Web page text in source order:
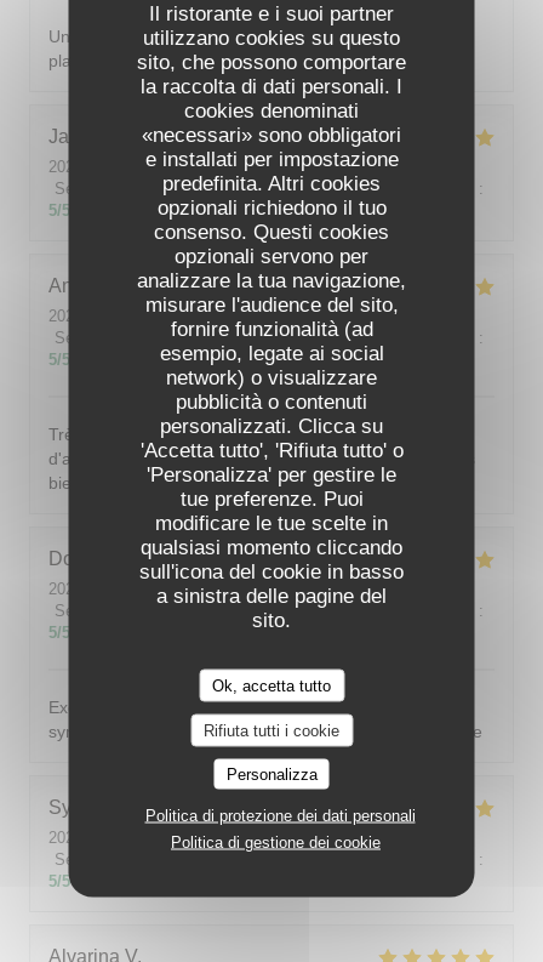
Il ristorante e i suoi partner
utilizzano cookies su questo
sito, che possono comportare
la raccolta di dati personali. I
cookies denominati
«necessari» sono obbligatori
e installati per impostazione
predefinita. Altri cookies
opzionali richiedono il tuo
consenso. Questi cookies
opzionali servono per
analizzare la tua navigazione,
misurare l'audience del sito,
fornire funzionalità (ad
esempio, legate ai social
network) o visualizzare
pubblicità o contenuti
personalizzati. Clicca su
'Accetta tutto', 'Rifiuta tutto' o
'Personalizza' per gestire le
tue preferenze. Puoi
modificare le tue scelte in
qualsiasi momento cliccando
sull'icona del cookie in basso
a sinistra delle pagine del
sito.
Ok, accetta tutto
Rifiuta tutti i cookie
Personalizza
Politica di protezione dei dati personali
Politica di gestione dei cookie
Un accueil chaleureux et avec le sourire. De succulents
plats. Le service était parfait.
Jacqueline M
2026-07-28
- 19:00 - Ospiti 4
Servizio
Atmosfera: 5/5 Cucina: 5/5 Qualità / Prezzo
:
5/5
Angélique F
2026-08-01
- 19:00 - Ospiti 4
Servizio
Atmosfera: 4/5 Cucina: 5 /5 Qualità / Prezzo
:
5/5
Très bonne adresse. 1er passage il y a une douzaine
d'année. 2 enpassage hier, et toujours aussi bon et très
bien! Tant au niveau cuisine que du service!
Dominique F
2026-08-01
- 19:00 - Ospiti 4
Servizio
Cucina :
:
5/5
Excellent , bon rapport qualité prix. Personnel très
sympathique . J' y retournerai une 3 ème fois Dominique
Sylvie
2026-07-26
- 19:00 - Ospiti 2
Servizio
:
5/5
Alvarina V